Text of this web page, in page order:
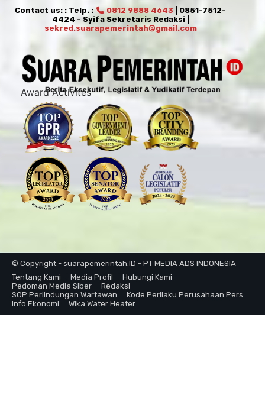
Contact us: : Telp. : 0812 9888 4643 | 0851-7512-
4424 - Syifa Sekretaris Redaksi |
sekred.suarapemerintah@gmail.com
Award Activites
© Copyright - suarapemerintah.ID - PT MEDIA ADS INDONESIA
Tentang Kami
Media Profil
Hubungi Kami
Pedoman Media Siber
Redaksi
SOP Perlindungan Wartawan
Kode Perilaku Perusahaan Pers
Info Ekonomi
Wika Water Heater